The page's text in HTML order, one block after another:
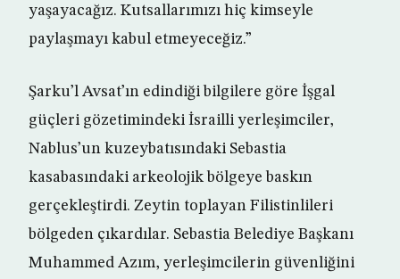
yaşayacağız. Kutsallarımızı hiç kimseyle
paylaşmayı kabul etmeyeceğiz.”
Şarku’l Avsat’ın edindiği bilgilere göre İşgal
güçleri gözetimindeki İsrailli yerleşimciler,
Nablus’un kuzeybatısındaki Sebastia
kasabasındaki arkeolojik bölgeye baskın
gerçekleştirdi. Zeytin toplayan Filistinlileri
bölgeden çıkardılar. Sebastia Belediye Başkanı
Muhammed Azım, yerleşimcilerin güvenliğini